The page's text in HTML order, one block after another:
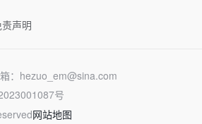
责声明
：hezuo_em@sina.com
号
网站地图